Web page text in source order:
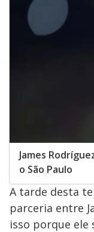
James
o São Paulo
A tarde desta
parceria entre
isso porque ele